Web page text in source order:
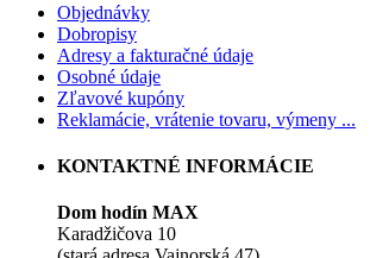
Objednávky
Dobropisy
Adresy a fakturačné údaje
Osobné údaje
Zľavové kupóny
Reklamácie, vrátenie tovaru, výmeny ...
KONTAKTNÉ INFORMÁCIE
Dom hodín MAX
Karadžičova 10